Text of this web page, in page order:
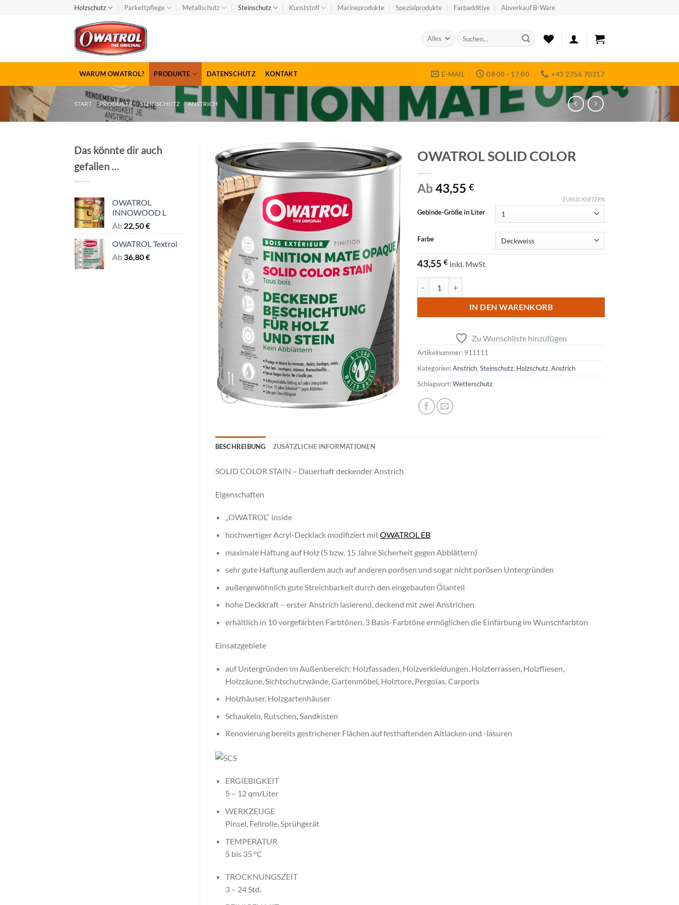
Holzschutz Parkettpflege Metallschutz Steinschutz Kunststoff Marineprodukte Spezialprodukte Farbadditive Abverkauf B-Ware
Suchen
nach:
WARUM OWATROL? PRODUKTE DATENSCHUTZ KONTAKT E-MAIL 08:00 - 17:00 +43 2756 70317
START / PRODUKTE / STEINSCHUTZ / ANSTRICH
Das könnte dir auch
gefallen …
OWATROL
INNOWOOD L
Ab 22,50€
OWATROL Textrol
Ab 36,80€
OWATROL SOLID COLOR
Ab43,55€
Gebinde-Größe in Liter
Farbe
ZURÜCKSETZEN
43,55€ inkl. MwSt
IN DEN WARENKORB
Zu Wunschliste hinzufügen
Artikelnummer: 911111
Kategorien:Anstrich,Steinschutz, Holzschutz,Anstrich
Schlagwort:Wetterschutz
BESCHREIBUNG ZUSÄTZLICHE INFORMATIONEN
SOLID COLOR STAIN – Dauerhaft deckender Anstrich
Eigenschaften
„OWATROL“ inside
hochwertiger Acryl-Decklack modifiziert mitOWATROL EB
maximale Haftung auf Holz (5 bzw. 15 Jahre Sicherheit gegen Abblättern)
sehr gute Haftung außerdem auch auf anderen porösen und sogar nicht porösen Untergründen
außergewöhnlich gute Streichbarkeit durch den eingebauten Ölanteil
hohe Deckkraft – erster Anstrich lasierend, deckend mit zwei Anstrichen
erhältlich in 10 vorgefärbten Farbtönen, 3 Basis-Farbtöne ermöglichen die Einfärbung im Wunschfarbton
Einsatzgebiete
auf Untergründen im Außenbereich: Holzfassaden, Holzverkleidungen, Holzterrassen, Holzfliesen,
Holzzäune, Sichtschutzwände, Gartenmöbel, Holztore, Pergolas, Carports
Holzhäuser, Holzgartenhäuser
Schaukeln, Rutschen, Sandkisten
Renovierung bereits gestrichener Flächen auf festhaftenden Altlacken und -lasuren
ERGIEBIGKEIT
5 – 12 qm/Liter
WERKZEUGE
Pinsel, Fellrolle, Sprühgerät
TEMPERATUR
5 bis 35 °C
TROCKNUNGSZEIT
3 – 24 Std.